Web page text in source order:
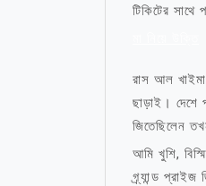
টিকিটের
রাস আল
ছাড়াই। দেশে
জিতেছিলেন
আমি খুশি,
গ্র্যান্ড